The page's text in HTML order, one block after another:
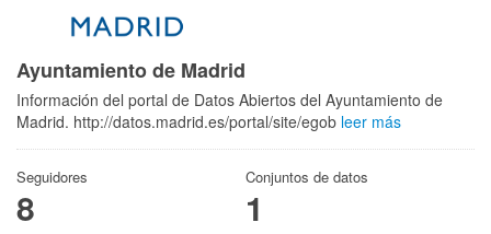
Ayuntamiento de Madrid
Información del portal de Datos Abiertos del Ayuntamiento de
Madrid. http://datos.madrid.es/portal/site/egob leer más
Seguidores
8
Conjuntos de datos
1